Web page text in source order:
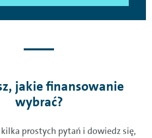
jakie finansowanie
wybrać?
prostych pytań i dowiedz się,